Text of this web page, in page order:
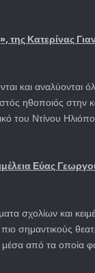
της Κατερίνας
και αναλύονται
ηθοποιός στην
του Ντίνου
Εύας
σχολίων και
σημαντικούς
από τα οποία